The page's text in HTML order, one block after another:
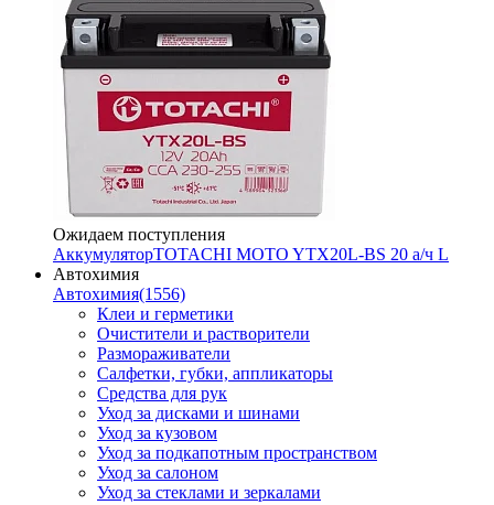
Ожидаем поступления
АккумуляторTOTACHI MOTO YTX20L-BS 20 а/ч L
Автохимия
Автохимия(1556)
Клеи и герметики
Очистители и растворители
Размораживатели
Салфетки, губки, аппликаторы
Средства для рук
Уход за дисками и шинами
Уход за кузовом
Уход за подкапотным пространством
Уход за салоном
Уход за стеклами и зеркалами